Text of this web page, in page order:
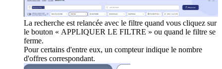
La recherche est relancée avec le filtre quand vous cliquez sur
le bouton « APPLIQUER LE FILTRE » ou quand le filtre se
ferme.
Pour certains d'entre eux, un compteur indique le nombre
d'offres correspondant.